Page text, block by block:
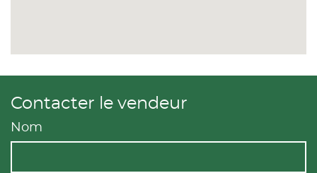
Contacter le vendeur
Nom